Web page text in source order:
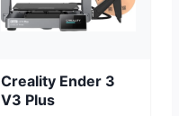
Creality Ender 3
V3 Plus